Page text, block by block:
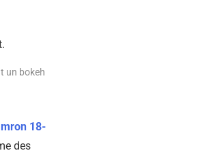
un bokeh
18-
des